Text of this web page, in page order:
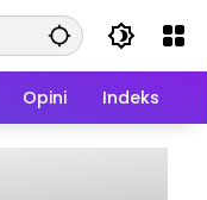
Opini Indeks